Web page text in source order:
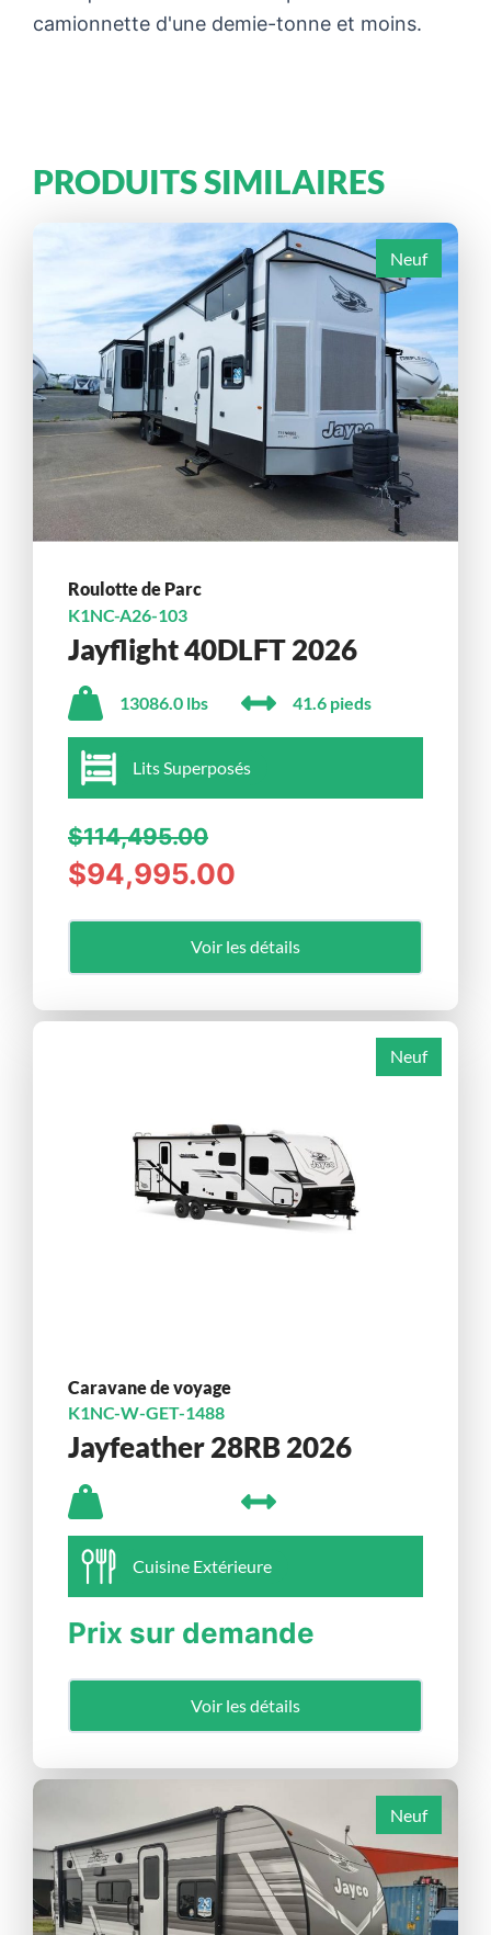
camionnette d'une demie-tonne et moins.
PRODUITS SIMILAIRES
Neuf
Roulotte de Parc
K1NC-A26-103
Jayflight 40DLFT 2026
13086.0 lbs 41.6 pieds
Lits Superposés
$114,495.00
$94,995.00
Voir les détails
Neuf
Caravane de voyage
K1NC-W-GET-1488
Jayfeather 28RB 2026
Cuisine Extérieure
Prix sur demande
Voir les détails
Neuf